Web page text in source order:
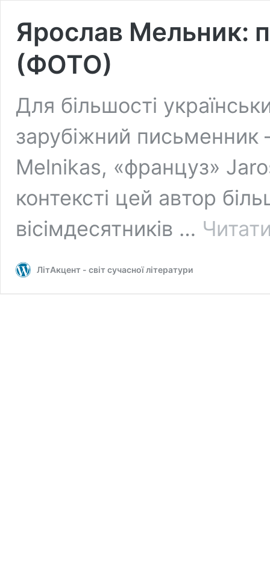
Ярослав Мельник:
(ФОТО)
Для більшості
зарубіжний письменник
Melnikas, «француз»
контексті цей автор
вісімдесятників …
ЛітАкцент - світ сучасної літератури